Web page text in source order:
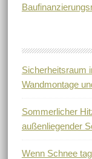
Sicherheitsraum
Wandmontage
Sommerlicher
außenliegender
Wenn Schnee